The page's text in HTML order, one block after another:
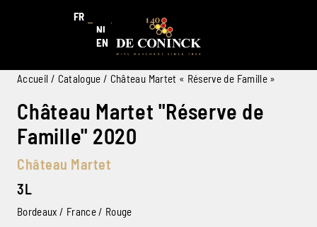
FR
NL
EN
Accueil / Catalogue / Château Martet « Réserve de Famille »
Château Martet "Réserve de
Famille" 2020
Château Martet
3L
Bordeaux / France / Rouge